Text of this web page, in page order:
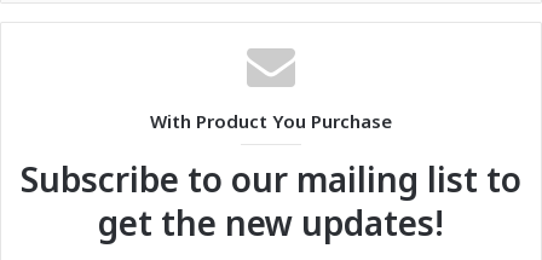
With Product You Purchase
Subscribe to our mailing list to
get the new updates!